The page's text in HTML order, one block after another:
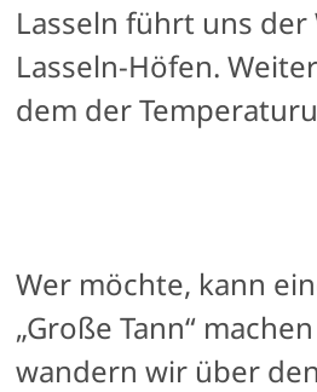
Lasseln führt uns
Lasseln-Höfen.
dem der
Wer möchte, kann
„Große Tann“
wandern wir über